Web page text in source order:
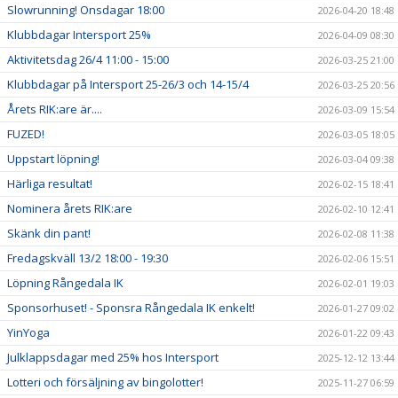
Slowrunning! Onsdagar 18:00 2026-04-20 18:48
Klubbdagar Intersport 25% 2026-04-09 08:30
Aktivitetsdag 26/4 11:00 - 15:00 2026-03-25 21:00
Klubbdagar på Intersport 25-26/3 och 14-15/4 2026-03-25 20:56
Årets RIK:are är.... 2026-03-09 15:54
FUZED! 2026-03-05 18:05
Uppstart löpning! 2026-03-04 09:38
Härliga resultat! 2026-02-15 18:41
Nominera årets RIK:are 2026-02-10 12:41
Skänk din pant! 2026-02-08 11:38
Fredagskväll 13/2 18:00 - 19:30 2026-02-06 15:51
Löpning Rångedala IK 2026-02-01 19:03
Sponsorhuset! - Sponsra Rångedala IK enkelt! 2026-01-27 09:02
YinYoga 2026-01-22 09:43
Julklappsdagar med 25% hos Intersport 2025-12-12 13:44
Lotteri och försäljning av bingolotter!
2025-11-27 06:59